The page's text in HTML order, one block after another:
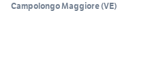
Campolongo Maggiore(VE)